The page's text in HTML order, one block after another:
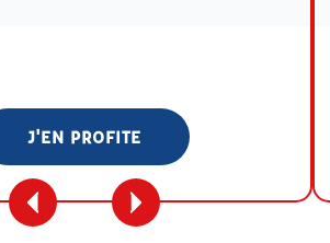
J'EN PROFITE